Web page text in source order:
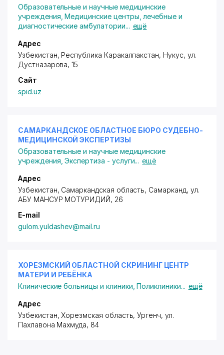
Образовательные и научные медицинские
учреждения ,Медицинские центры, лечебные и
диагностические амбулатории... ещё
Адрес
Узбекистан, Республика Каракалпакстан, Нукус, ул.
Дустназарова, 15
Сайт
spid.uz
САМАРКАНДСКОЕ ОБЛАСТНОЕ БЮРО СУДЕБНО-
МЕДИЦИНСКОЙ ЭКСПЕРТИЗЫ
Образовательные и научные медицинские
учреждения ,Экспертиза - услуги... ещё
Адрес
Узбекистан, Самаркандская область, Самарканд, ул.
АБУ МАНСУР МОТУРИДИЙ, 26
E-mail
gulom.yuldashev@mail.ru
ХОРЕЗМСКИЙ ОБЛАСТНОЙ СКРИНИНГ ЦЕНТР
МАТЕРИ И РЕБЁНКА
Клинические больницы и клиники ,Поликлиники... ещё
Адрес
Узбекистан, Хорезмская область, Ургенч, ул.
Пахлавона Махмуда, 84